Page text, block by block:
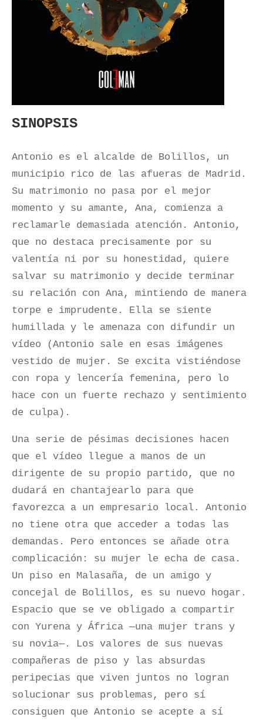
SINOPSIS
Antonio es el alcalde de Bolillos, un
municipio rico de las afueras de Madrid.
Su matrimonio no pasa por el mejor
momento y su amante, Ana, comienza a
reclamarle demasiada atención. Antonio,
que no destaca precisamente por su
valentía ni por su honestidad, quiere
salvar su matrimonio y decide terminar
su relación con Ana, mintiendo de manera
torpe e imprudente. Ella se siente
humillada y le amenaza con difundir un
vídeo (Antonio sale en esas imágenes
vestido de mujer. Se excita vistiéndose
con ropa y lencería femenina, pero lo
hace con un fuerte rechazo y sentimiento
de culpa).
Una serie de pésimas decisiones hacen
que el vídeo llegue a manos de un
dirigente de su propio partido, que no
dudará en chantajearlo para que
favorezca a un empresario local. Antonio
no tiene otra que acceder a todas las
demandas. Pero entonces se añade otra
complicación: su mujer le echa de casa.
Un piso en Malasaña, de un amigo y
concejal de Bolillos, es su nuevo hogar.
Espacio que se ve obligado a compartir
con Yurena y África —una mujer trans y
su novia—. Los valores de sus nuevas
compañeras de piso y las absurdas
peripecias que viven juntos no logran
solucionar sus problemas, pero sí
consiguen que Antonio se acepte a sí